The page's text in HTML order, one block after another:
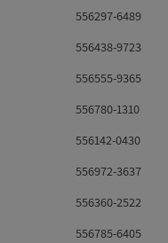
556297-6489
556438-9723
556555-9365
556780-1310
556142-0430
556972-3637
556360-2522
556785-6405